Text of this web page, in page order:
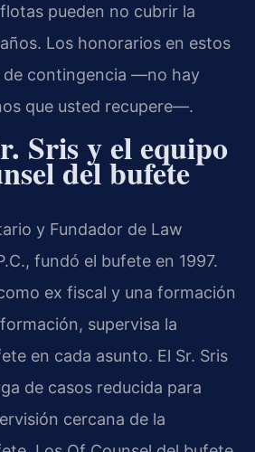
pueden no cubrir la
Los honorarios en estos
de contingencia —no hay
que usted recupere—.
Sris y el equipo
del bufete
y Fundador de Law
fundó el bufete en 1997.
ex fiscal y una formación
supervisa la
en cada asunto. El Sr. Sris
de casos reducida para
cercana de la